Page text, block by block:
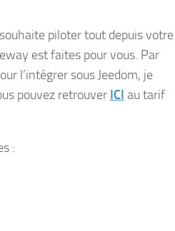
piloter tout depuis votre
est faites pour vous. Par
l’intégrer sous Jeedom, je
pouvez retrouver ICI au tarif
: